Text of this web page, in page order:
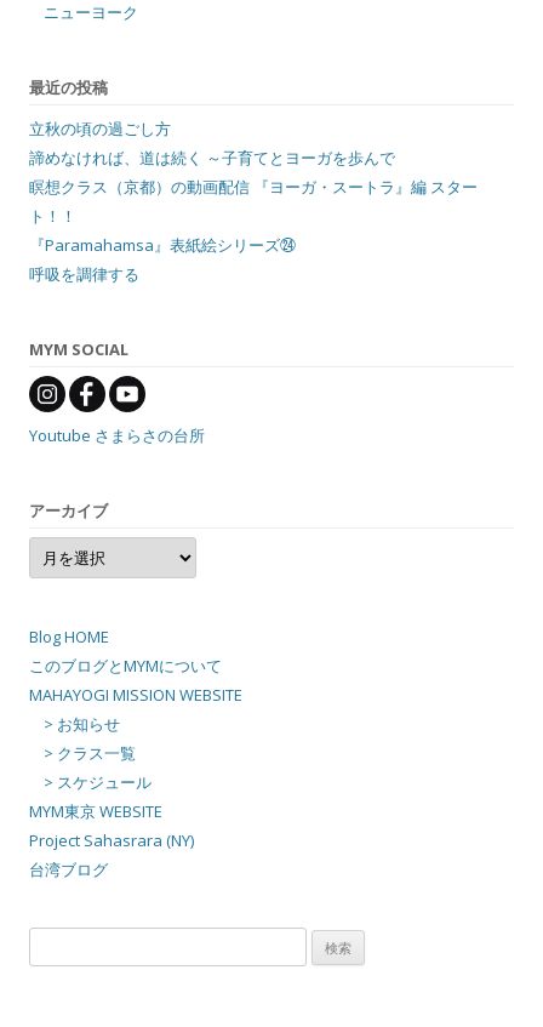
ニューヨーク
最近の投稿
立秋の頃の過ごし方
諦めなければ、道は続く ～子育てとヨーガを歩んで
瞑想クラス（京都）の動画配信 『ヨーガ・スートラ』編 スター
ト！！
『Paramahamsa』表紙絵シリーズ㉔
呼吸を調律する
MYM SOCIAL
Youtube さまらさの台所
アーカイブ
ア
ー
カ
Blog HOME
このブログとMYMについて
MAHAYOGI MISSION WEBSITE
> お知らせ
> クラス一覧
> スケジュール
MYM東京 WEBSITE
Project Sahasrara (NY)
台湾ブログ
索: